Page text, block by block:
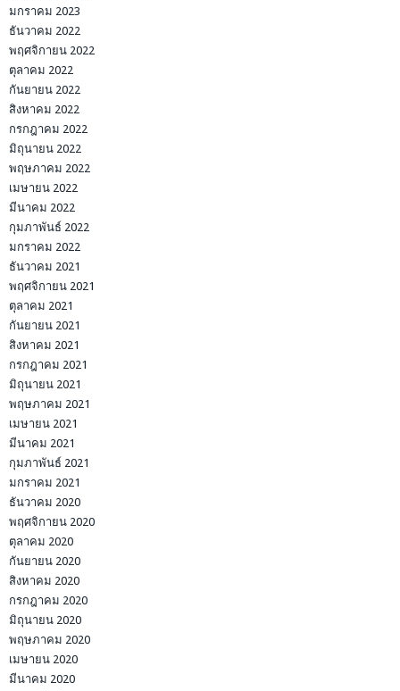
มกราคม 2023
ธันวาคม 2022
พฤศจิกายน 2022
ตุลาคม 2022
กันยายน 2022
สิงหาคม 2022
กรกฎาคม 2022
มิถุนายน 2022
พฤษภาคม 2022
เมษายน 2022
มีนาคม 2022
กุมภาพันธ์ 2022
มกราคม 2022
ธันวาคม 2021
พฤศจิกายน 2021
ตุลาคม 2021
กันยายน 2021
สิงหาคม 2021
กรกฎาคม 2021
มิถุนายน 2021
พฤษภาคม 2021
เมษายน 2021
มีนาคม 2021
กุมภาพันธ์ 2021
มกราคม 2021
ธันวาคม 2020
พฤศจิกายน 2020
ตุลาคม 2020
กันยายน 2020
สิงหาคม 2020
กรกฎาคม 2020
มิถุนายน 2020
พฤษภาคม 2020
เมษายน 2020
มีนาคม 2020